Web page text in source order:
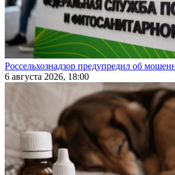
Россельхознадзор предупредил об
6 августа 2026, 18:00